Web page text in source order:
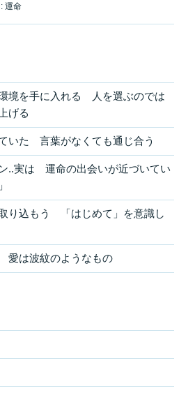
運命
境を手に入れる 人を選ぶのでは
げる
いた 言葉がなくても通じ合う
..実は 運命の出会いが近づいてい
り込もう 「はじめて」を意識し
愛は波紋のようなもの